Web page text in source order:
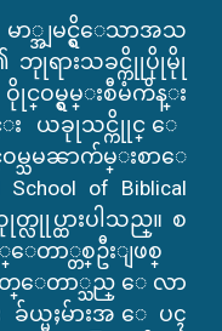
ာ္အျမင္ရွိေသာအသ
ဘုုရားသခင္ကိုုပိုုမိုု
ဝမ္ရွမ္းစီမံကိန္း
ယခုုသင္ကိုုင္ ေ
သမၼာက်မ္းစာေ
of Biblical
လုုပ္ထားပါသည္။ စ
ာ္တစ္ဦးျဖစ္
ပတ္ေတာ္သည္ ေလာ
ယ္မႈမ်ားအ ေပၚ